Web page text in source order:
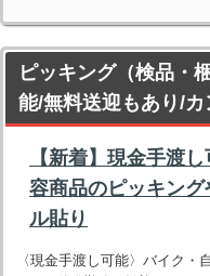
ピッキング（検品・
能/無料送迎もあり/
【新着】現金手渡
容商品のピッキング
ル貼り
〈現金手渡し可能〉バイク・